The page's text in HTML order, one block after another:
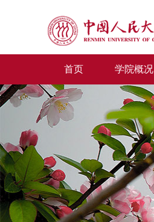
首页 学院概况